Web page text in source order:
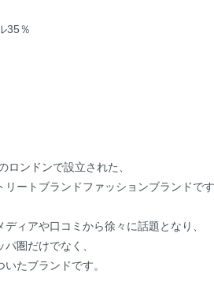
35％
ロンドンで設立された、
ートブランドファッションブランドです
ィアや口コミから徐々に話題となり、
圏だけでなく、
たブランドです。